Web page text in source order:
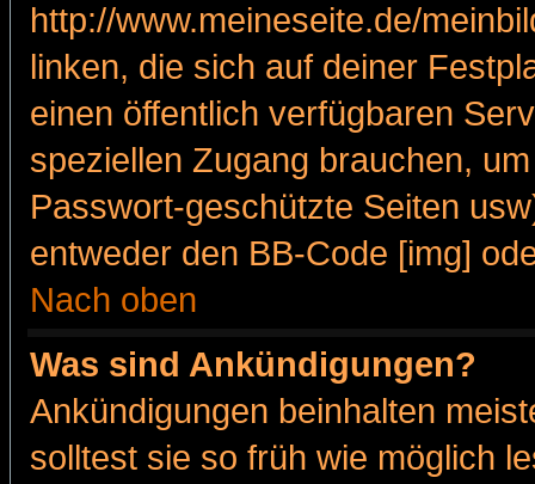
http://www.meineseite.de/
linken, die sich auf deiner
einen öffentlich verfügbaren
speziellen Zugang brauchen,
Passwort-geschützte Seiten
entweder den BB-Code [img]
Nach oben
Was sind Ankündigungen?
Ankündigungen beinhalten
solltest sie so früh wie möglich